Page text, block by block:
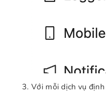
Với mỗi dịch vụ